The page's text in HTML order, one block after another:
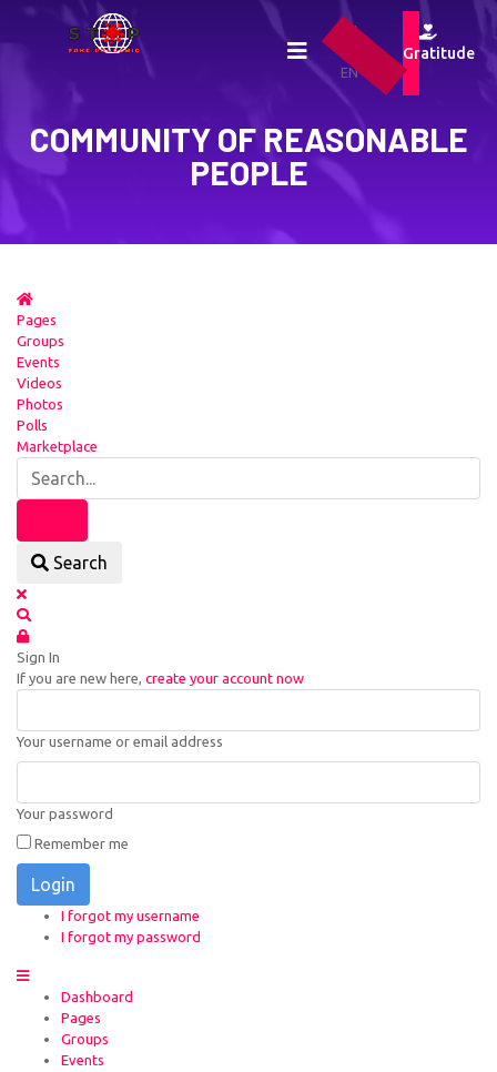
UA
EN
Gratitude
COMMUNITY OF REASONABLE
PEOPLE
Pages
Groups
Events
Videos
Photos
Polls
Marketplace
Search
Sign In
If you are new here, create your account now
Your username or email address
Your password
Remember me
Login
I forgot my username
I forgot my password
Dashboard
Pages
Groups
Events